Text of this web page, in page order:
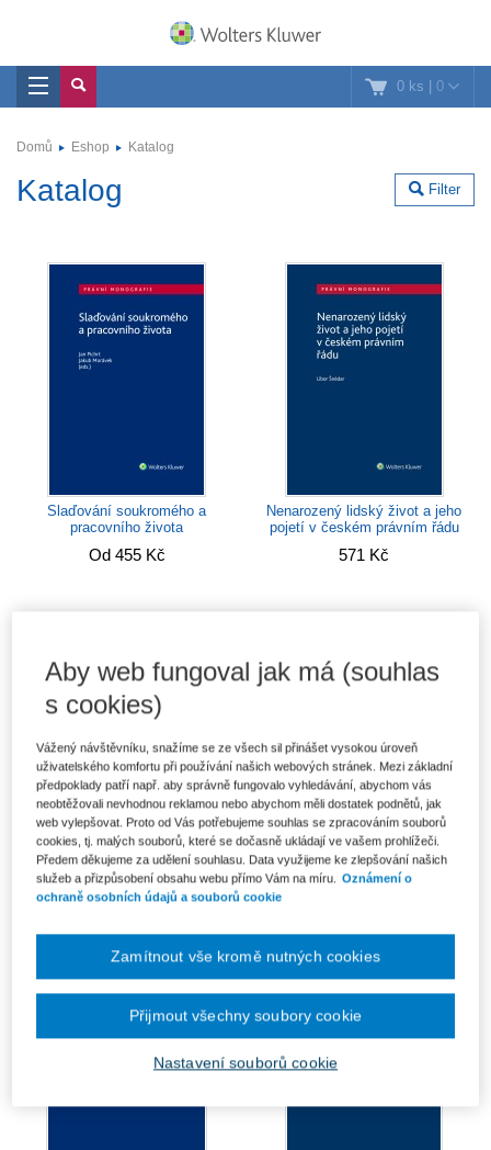
0 ks | 0
Domů Eshop Katalog
Filter
Katalog
Slaďování soukromého a
pracovního života
Od 455 Kč
Nenarozený lidský život a jeho
pojetí v českém právním řádu
571 Kč
Střední odborné školy v
Československu v době
komunismu:...
Právní aspekty zajišťování
bezpečnosti státu (Rizika,
Aby web fungoval jak má (souhlas
s cookies)
Vážený návštěvníku, snažíme se ze všech sil přinášet vysokou úroveň
uživatelského komfortu při používání našich webových stránek. Mezi základní
předpoklady patří např. aby správně fungovalo vyhledávání, abychom vás
neobtěžovali nevhodnou reklamou nebo abychom měli dostatek podnětů, jak
web vylepšovat. Proto od Vás potřebujeme souhlas se zpracováním souborů
cookies, tj. malých souborů, které se dočasně ukládají ve vašem prohlížeči.
Předem děkujeme za udělení souhlasu. Data využijeme ke zlepšování našich
služeb a přizpůsobení obsahu webu přímo Vám na míru.
Oznámení o
ochraně osobních údajů a souborů cookie
Nastavení souborů cookie
Zamítnout vše kromě nutných cookies
Přijmout všechny soubory cookie